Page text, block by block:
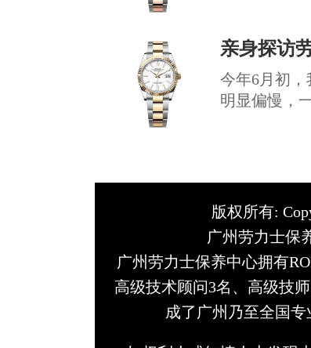
亲身探访
今年6月初
明显偏慢，
版权所有:
广州劳力士保
广州劳力士保养中心拥有
高级技术顾问3名、高级技
成了广州乃至全国专